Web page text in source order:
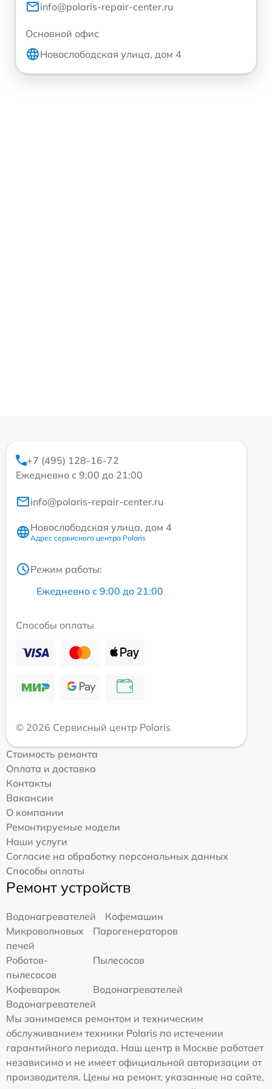
info@polaris-repair-center.ru
Основной офис
Новослободская улица, дом 4
+7 (495) 128-16-72
Ежедневно с 9:00 до 21:00
info@polaris-repair-center.ru
Новослободская улица, дом 4
Адрес сервисного центра Polaris
Режим работы:
Ежедневно с 9:00 до 21:00
Способы оплаты
© 2026 Сервисный центр Polaris
Стоимость ремонта
Оплата и доставка
Контакты
Вакансии
О компании
Ремонтируемые модели
Наши услуги
Согласие на обработку персональных данных
Способы оплаты
Ремонт устройств
Водонагревателей
Кофемашин
Микроволновых
печей
Парогенераторов
Роботов-
пылесосов
Пылесосов
Кофеварок
Водонагревателей
Водонагревателей
Мы занимаемся ремонтом и техническим
обслуживанием техники Polaris по истечении
гарантийного периода. Наш центр в Москве работает
независимо и не имеет официальной авторизации от
производителя. Цены на ремонт, указанные на сайте,